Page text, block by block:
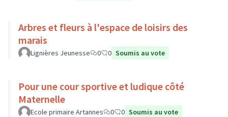
Arbres et fleurs à l'espace de loisirs des
marais
Lignières Jeunesse 0 0 Soumis au vote
Pour une cour sportive et ludique côté
Maternelle
Ecole primaire Artannes 0 0 Soumis au vote